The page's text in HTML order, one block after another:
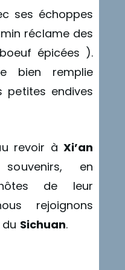
ses échoppes
réclame des
épicées ).
bien remplie
petites endives
revoir àXi’an
en
de leur
rejoignons
du Sichuan.